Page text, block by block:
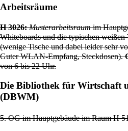
Arbeitsräume
H 3026: Musterarbeitsraumim
Whiteboards und die typischen weißen
(wenige Tische und dabei leider sehr
Guter WLAN-Empfang, Steckdosen).
von 6 bis 22 Uhr.
Die Bibliothek für Wirtschaft
(DBWM)
5. OG im Hauptgebäude im Raum H